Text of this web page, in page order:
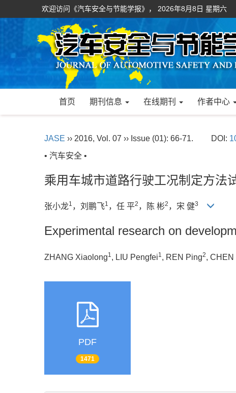
欢迎访问《汽车安全与节能学报》， 2026年8月8日 星期六
首页 期刊信息 在线期刊 作者中心
JASE ›› 2016, Vol. 07 ›› Issue (01): 66-71. DOI:
• 汽车安全 •
乘用车城市道路行驶工况制定方法
张小龙1 ，刘鹏飞1 ，任 平2 ，陈 彬2 ，宋 健3
Experimental research on
ZHANG Xiaolong1 , LIU Pengfei1 , REN Ping2, CHEN
PDF
1471